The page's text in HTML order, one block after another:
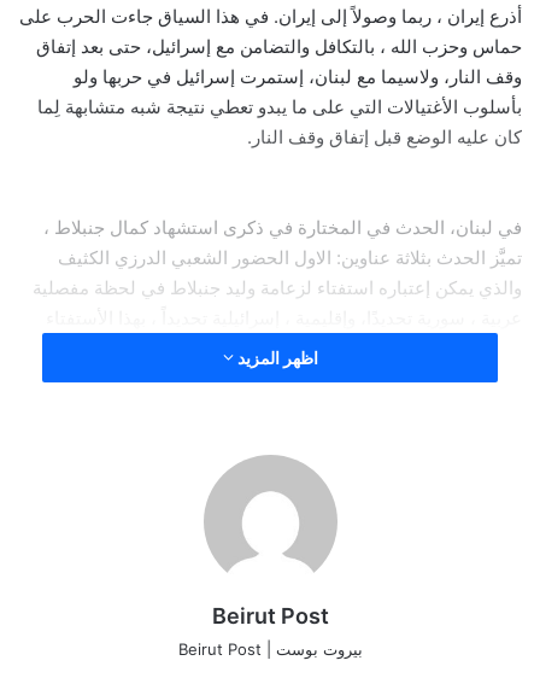
أذرع إيران ، ربما وصولاً إلى إيران. في هذا السياق جاءت الحرب على
حماس وحزب الله ، بالتكافل والتضامن مع إسرائيل، حتى بعد إتفاق
وقف النار، ولاسيما مع لبنان، إستمرت إسرائيل في حربها ولو
بأسلوب الأغتيالات التي على ما يبدو تعطي نتيجة شبه متشابهة لِما
كان عليه الوضع قبل إتفاق وقف النار.
في لبنان، الحدث في المختارة في ذكرى استشهاد كمال جنبلاط ،
تميَّز الحدث بثلاثة عناوين: الاول الحضور الشعبي الدرزي الكثيف
والذي يمكن إعتباره استفتاء لزعامة وليد جنبلاط في لحظة مفصلية
أراد جنبلاط ان يوجِّه رسالةً إلى دروز سوريا ودروز إسرائيل، ومَن
ورائهم ، تحت بندين : لا لوصاية ولا لحماية على الدروز، والبند الثاني
اللافت أن جنبلاط طوى تقليد 16 آذار، فأعلن باسمه وباسم عائلته
واسم الحزب ختم هذا التقليد كون عدالة التاريخ أخذت مجراها في
العنوان الثاني في حدث المختارة الحضور السياسي وفي المقدمة
اظهر المزيد
Beirut Post
بيروت بوست | Beirut Post